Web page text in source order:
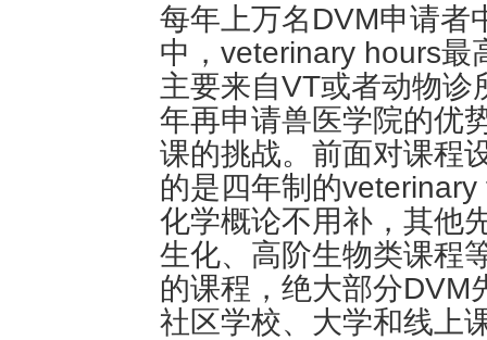
每年上万名DVM申请者
中，veterinary hours最
主要来自VT或者动物
年再申请兽医学院的优
课的挑战。前面对课程
的是四年制的
化学概论不用补，其他
生化、高阶生物类课程
的课程，绝大部分DVM
社区学校、大学和线上